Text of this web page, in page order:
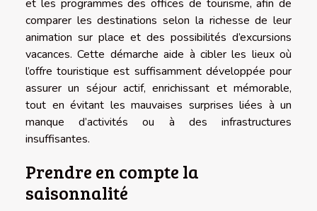
et les programmes des offices de tourisme, afin de
comparer les destinations selon la richesse de leur
animation sur place et des possibilités d’excursions
vacances. Cette démarche aide à cibler les lieux où
l’offre touristique est suffisamment développée pour
assurer un séjour actif, enrichissant et mémorable,
tout en évitant les mauvaises surprises liées à un
manque d’activités ou à des infrastructures
insuffisantes.
Prendre en compte la
saisonnalité